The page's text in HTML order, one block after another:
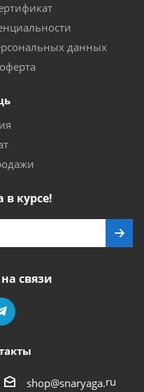
данных
в курсе!
связи
shop@snaryaga.ru